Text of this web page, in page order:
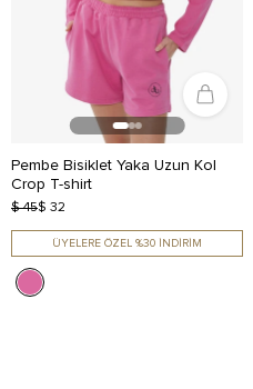
Pembe Bisiklet Yaka Uzun Kol
Crop T-shirt
$ 45$ 32
ÜYELERE ÖZEL %30 İNDİRİM